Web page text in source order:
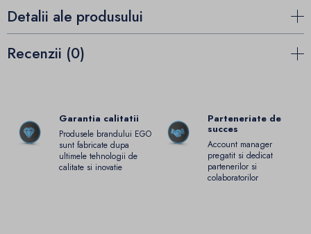
Detalii ale produsului
Recenzii (0)
Garantia calitatii
Produsele brandului EGO
sunt fabricate dupa
ultimele tehnologii de
calitate si inovatie
Parteneriate de
succes
Account manager
pregatit si dedicat
partenerilor si
colaboratorilor